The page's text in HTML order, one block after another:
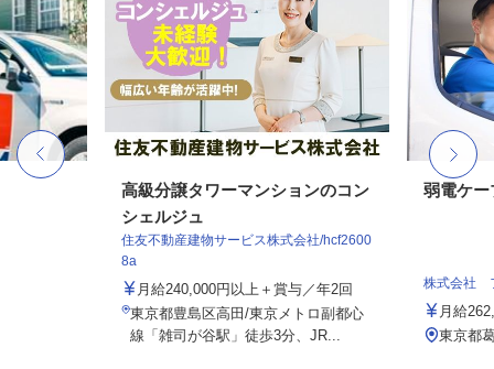
高級分譲タワーマンションのコン
シェルジュ
住友不動産建物サービス株式会社/hcf2600
8a
月給240,000円以上＋賞与／年2回
東京都豊島区高田/東京メトロ副都心
線「雑司が谷駅」徒歩3分、JR...
弱電ケー
株式会社
月給
東京都